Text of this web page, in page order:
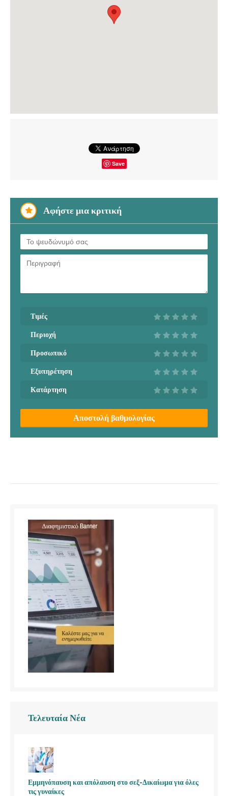
Save
Αφήστε μια κριτική
Τιμές
Περιοχή
Προσωπικό
Εξυπηρέτηση
Κατάρτηση
Αποστολή βαθμολογίας
Τελευταία Νέα
Εμμηνόπαυση και απόλαυση στο σεξ-Δικαίωμα για όλες
τις γυναίκες